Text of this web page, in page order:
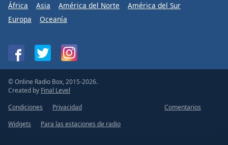
África Asia América del Norte
América del Sur
Europa
Oceanía
© Online Radio Box, 2015-2026.
Created by Final Level
Condiciones
Privacidad
Comentarios
Widgets
Para las estaciones de radio